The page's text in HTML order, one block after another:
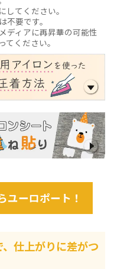
てください。
要です。
ディアに再昇華の可能性
ください。
ユーロポート！
仕上がりに差がつ